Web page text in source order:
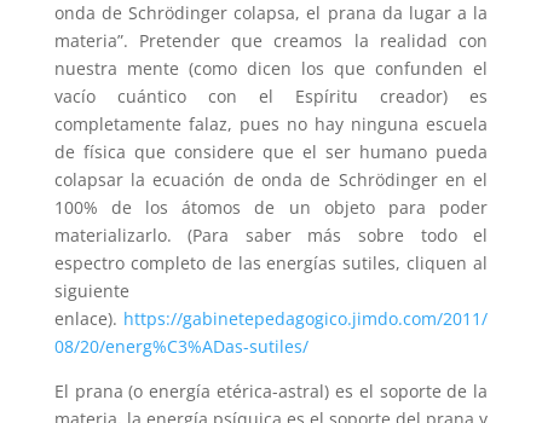
onda de Schrödinger colapsa, el prana da lugar a la
materia”. Pretender que creamos la realidad con
nuestra mente (como dicen los que confunden el
vacío cuántico con el Espíritu creador) es
completamente falaz, pues no hay ninguna escuela
de física que considere que el ser humano pueda
colapsar la ecuación de onda de Schrödinger en el
100% de los átomos de un objeto para poder
materializarlo. (Para saber más sobre todo el
espectro completo de las energías sutiles, cliquen al
siguiente
enlace). https://gabinetepedagogico.jimdo.com/2011/
08/20/energ%C3%ADas-sutiles/
El prana (o energía etérica-astral) es el soporte de la